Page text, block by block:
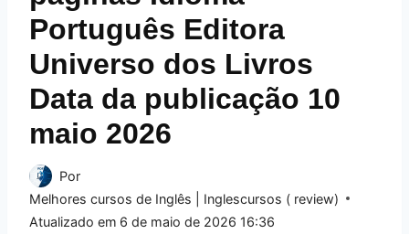
Português Editora
Universo dos Livros
Data da publicação 10
maio 2026
Por
Melhores cursos de Inglês | Inglescursos ( review)
Atualizado em 6 de maio de 2026 16:36